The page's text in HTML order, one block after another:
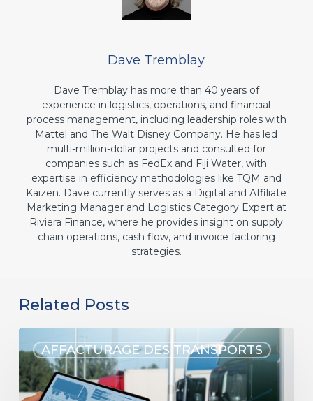
Dave Tremblay
Dave Tremblay has more than 40 years of
experience in logistics, operations, and financial
process management, including leadership roles with
Mattel and The Walt Disney Company. He has led
multi-million-dollar projects and consulted for
companies such as FedEx and Fiji Water, with
expertise in efficiency methodologies like TQM and
Kaizen. Dave currently serves as a Digital and Affiliate
Marketing Manager and Logistics Category Expert at
Riviera Finance, where he provides insight on supply
chain operations, cash flow, and invoice factoring
strategies.
Related Posts
AFFACTURAGE DES TRANSPORTS